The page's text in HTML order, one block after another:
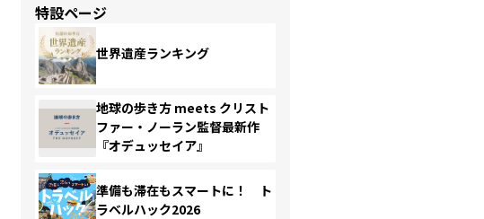
特設ページ
世界遺産ランキング
地球の歩き方 meets クリスト
ファー・ノーラン監督最新作
『オデュッセイア』
準備も滞在もスマートに！ ト
ラベルハック2026